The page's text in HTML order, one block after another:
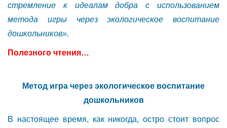
стремление к идеалам добра с использованием
метода игры через экологическое воспитание
дошкольников».
Полезного чтения…
Метод игра через экологическое воспитание
дошкольников
В настоящее время, как никогда, остро стоит вопрос